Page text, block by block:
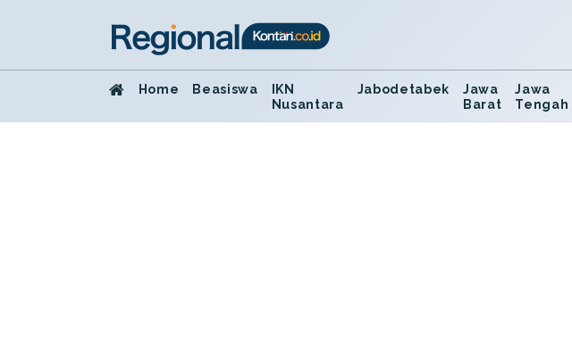
Home Beasiswa
IKN
Nusantara
Jabodetabek
Jawa
Barat
Jawa
Tengah